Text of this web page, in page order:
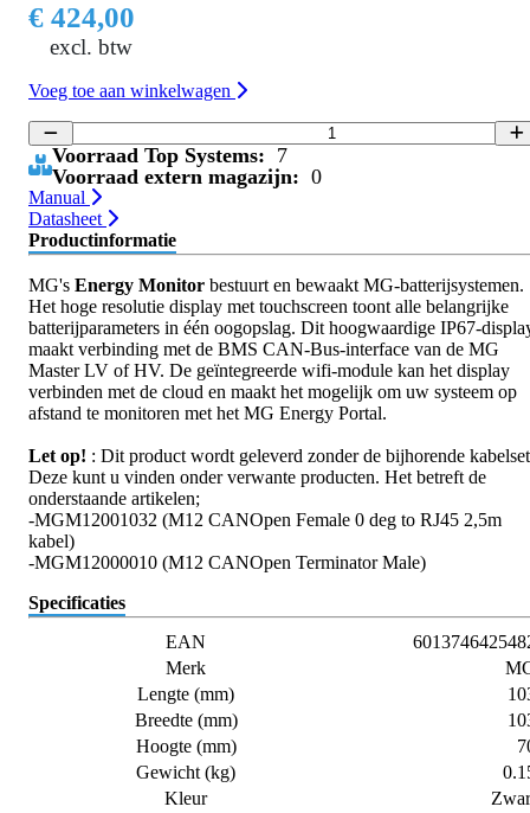
€ 424,00
excl. btw
Voeg toe aan winkelwagen
Voorraad Top Systems: 7
Voorraad extern magazijn: 0
Manual
Datasheet
Productinformatie
MG's Energy Monitor bestuurt en bewaakt MG-batterijsystemen.
Het hoge resolutie display met touchscreen toont alle belangrijke
batterijparameters in één oogopslag. Dit hoogwaardige IP67-
maakt verbinding met de BMS CAN-Bus-interface van de MG
Master LV of HV. De geïntegreerde wifi-module kan het display
verbinden met de cloud en maakt het mogelijk om uw systeem op
afstand te monitoren met het MG Energy Portal.
Let op! : Dit product wordt geleverd zonder de bijhorende
Deze kunt u vinden onder verwante producten. Het betreft de
onderstaande artikelen;
-MGM12001032 (M12 CANOpen Female 0 deg to RJ45 2,5m
kabel)
-MGM12000010 (M12 CANOpen Terminator Male)
Specificaties
EAN
Merk
Lengte (mm)
Breedte (mm)
Hoogte (mm)
Gewicht (kg)
Kleur